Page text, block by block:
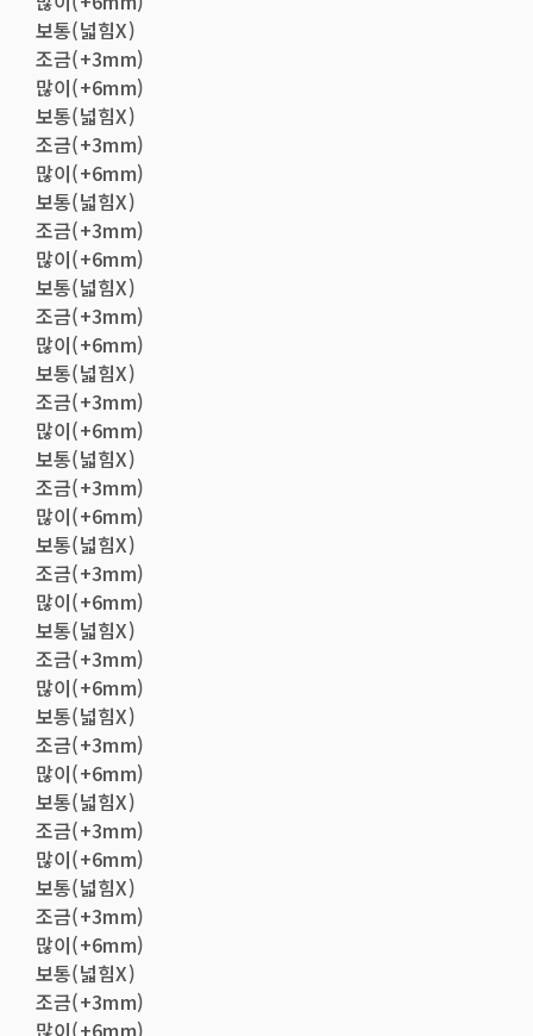
보통(넓힘X)
조금(+3mm)
많이(+6mm)
보통(넓힘X)
조금(+3mm)
많이(+6mm)
보통(넓힘X)
조금(+3mm)
많이(+6mm)
보통(넓힘X)
조금(+3mm)
많이(+6mm)
보통(넓힘X)
조금(+3mm)
많이(+6mm)
보통(넓힘X)
조금(+3mm)
많이(+6mm)
보통(넓힘X)
조금(+3mm)
많이(+6mm)
보통(넓힘X)
조금(+3mm)
많이(+6mm)
보통(넓힘X)
조금(+3mm)
많이(+6mm)
보통(넓힘X)
조금(+3mm)
많이(+6mm)
보통(넓힘X)
조금(+3mm)
많이(+6mm)
보통(넓힘X)
조금(+3mm)
많이(+6mm)